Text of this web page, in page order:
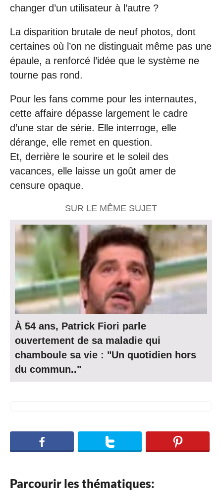
changer d’un utilisateur à l’autre ?
La disparition brutale de neuf photos, dont
certaines où l’on ne distinguait même pas une
épaule, a renforcé l’idée que le système ne
tourne pas rond.
Pour les fans comme pour les internautes,
cette affaire dépasse largement le cadre
d’une star de série. Elle interroge, elle
dérange, elle remet en question.
Et, derrière le sourire et le soleil des
vacances, elle laisse un goût amer de
censure opaque.
SUR LE MÊME SUJET
À 54 ans, Patrick Fiori parle
ouvertement de sa maladie qui
chamboule sa vie : "Un quotidien hors
du commun.."
Parcourir les thématiques: